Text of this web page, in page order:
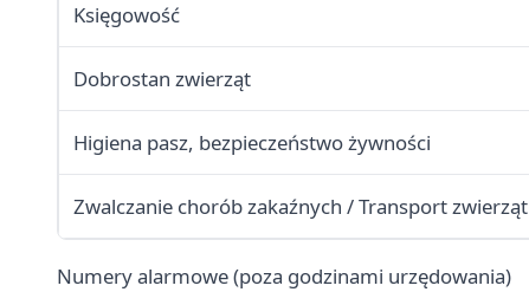
Księgowość
Dobrostan zwierząt
Higiena pasz, bezpieczeństwo żywności
Zwalczanie chorób zakaźnych / Transport zwierząt
Numery alarmowe (poza godzinami urzędowania)